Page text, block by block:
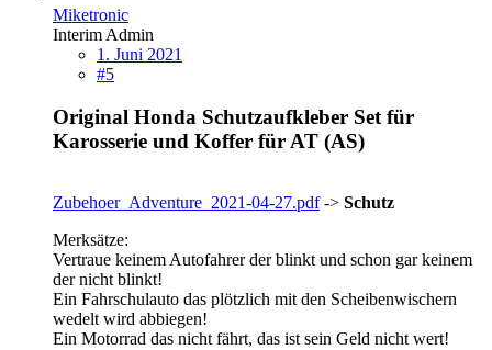
Miketronic
Interim Admin
1. Juni 2021
#5
Original Honda Schutzaufkleber Set für
Karosserie und Koffer für AT (AS)
Zubehoer_Adventure_2021-04-27.pdf-> Schutz
Merksätze:
Vertraue keinem Autofahrer der blinkt und schon gar keinem
der nicht blinkt!
Ein Fahrschulauto das plötzlich mit den Scheibenwischern
wedelt wird abbiegen!
Ein Motorrad das nicht fährt, das ist sein Geld nicht wert!